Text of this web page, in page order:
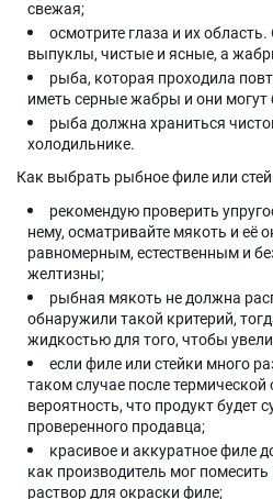
свежая;
осмотрите глаза и их
выпуклы, чистые и ясные, а
рыба, которая проходила
иметь серные жабры и они
рыба должна храниться
холодильнике.
Как выбрать рыбное филе или
рекомендую проверить
нему, осматривайте мякоть и её
равномерным, естественным и
желтизны;
рыбная мякоть не должна
обнаружили такой критерий,
жидкостью для того, чтобы
если филе или стейки много
таком случае после термической
вероятность, что продукт будет
проверенного продавца;
красивое и аккуратное филе
как производитель мог
раствор для окраски филе;